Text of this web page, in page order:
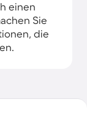
einen
Sie
die